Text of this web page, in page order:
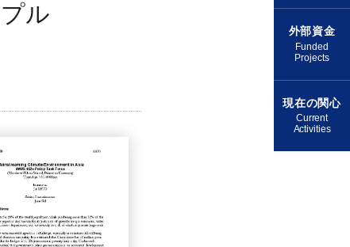
外部資金
Funded
Projects
現在の関心
Current
Activities
ル